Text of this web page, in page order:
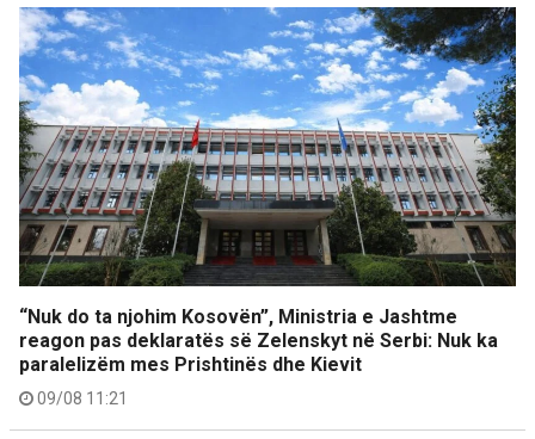
“Nuk do ta njohim Kosovën”, Ministria e Jashtme
reagon pas deklaratës së Zelenskyt në Serbi: Nuk ka
paralelizëm mes Prishtinës dhe Kievit
09/08 11:21